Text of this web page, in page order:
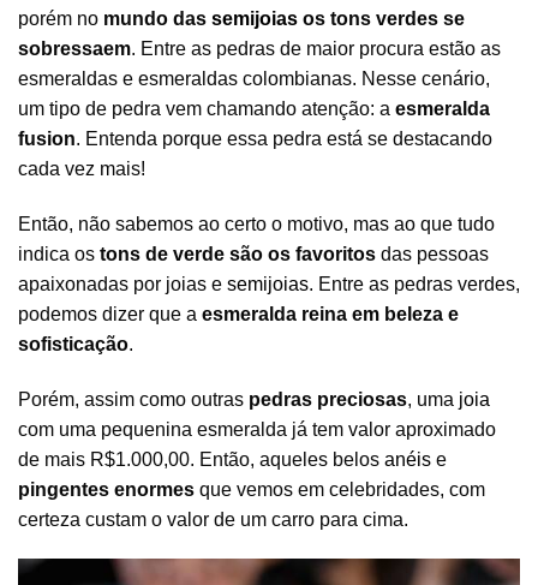
porém no mundo das semijoias os tons verdes se
sobressaem. Entre as pedras de maior procura estão as
esmeraldas e esmeraldas colombianas. Nesse cenário,
um tipo de pedra vem chamando atenção: a esmeralda
fusion. Entenda porque essa pedra está se destacando
cada vez mais!
Então, não sabemos ao certo o motivo, mas ao que tudo
indica os tons de verde são os favoritos das pessoas
apaixonadas por joias e semijoias. Entre as pedras verdes,
podemos dizer que a esmeralda reina em beleza e
sofisticação.
Porém, assim como outras pedras preciosas, uma joia
com uma pequenina esmeralda já tem valor aproximado
de mais R$1.000,00. Então, aqueles belos anéis e
pingentes enormes que vemos em celebridades, com
certeza custam o valor de um carro para cima.